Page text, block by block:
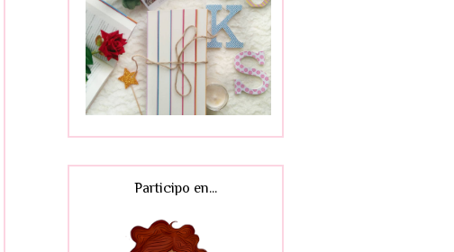
Participo en...